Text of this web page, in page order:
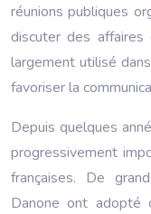
réunions publiques
discuter des
largement utilisé
favoriser la
Depuis quelques
progressivement
françaises. De
Danone ont adopté